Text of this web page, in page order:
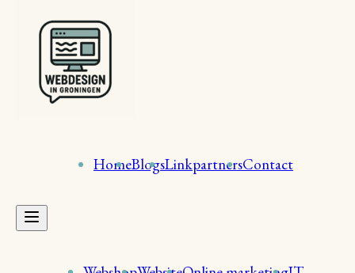
HomeBlogsLinkpartnersContact